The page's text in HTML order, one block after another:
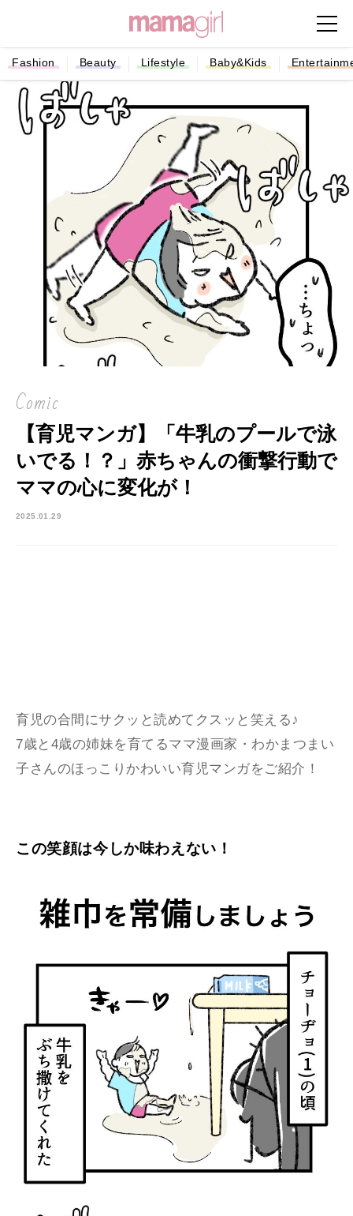
Fashion Beauty Lifestyle Baby&Kids
Comic
【育児マンガ】「牛乳のプールで泳
いでる！？」赤ちゃんの衝撃行動で
ママの心に変化が！
2025.01.29
育児の合間にサクッと読めてクスッと笑える♪
7歳と4歳の姉妹を育てるママ漫画家・わかまつまい
子さんのほっこりかわいい育児マンガをご紹介！
この笑顔は今しか味わえない！